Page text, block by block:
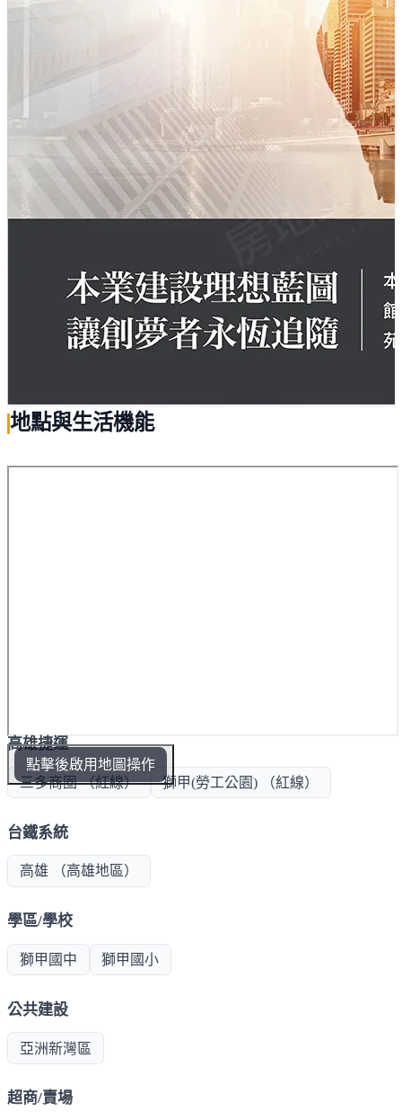
地點與生活機能
點擊後啟用地圖操作
高雄捷運
三多商圈 （紅線） 獅甲(勞工公園) （紅線）
台鐵系統
高雄 （高雄地區）
學區/學校
獅甲國中 獅甲國小
公共建設
亞洲新灣區
超商/賣場